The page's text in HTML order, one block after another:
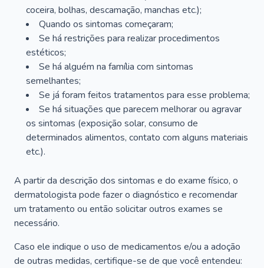
coceira, bolhas, descamação, manchas etc.);
Quando os sintomas começaram;
Se há restrições para realizar procedimentos
estéticos;
Se há alguém na família com sintomas
semelhantes;
Se já foram feitos tratamentos para esse problema;
Se há situações que parecem melhorar ou agravar
os sintomas (exposição solar, consumo de
determinados alimentos, contato com alguns materiais
etc.).
A partir da descrição dos sintomas e do exame físico, o
dermatologista pode fazer o diagnóstico e recomendar
um tratamento ou então solicitar outros exames se
necessário.
Caso ele indique o uso de medicamentos e/ou a adoção
de outras medidas, certifique-se de que você entendeu: